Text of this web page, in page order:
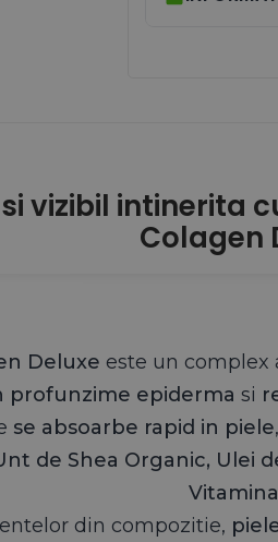
Time)
cu Aloe Vera, Unt
vizibil intinerita
Colagen
Deluxe este un complex
profunzime epiderma si
se absoarbe rapid in piele
de Shea Organic, Ulei
din compozitie,